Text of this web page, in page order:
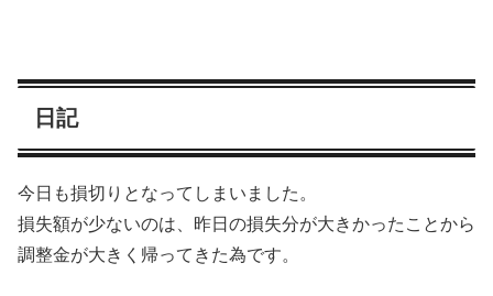
日記
今日も損切りとなってしまいました。
損失額が少ないのは、昨日の損失分が大きかったことから
調整金が大きく帰ってきた為です。